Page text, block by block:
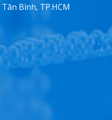
Bình, TP.HCM